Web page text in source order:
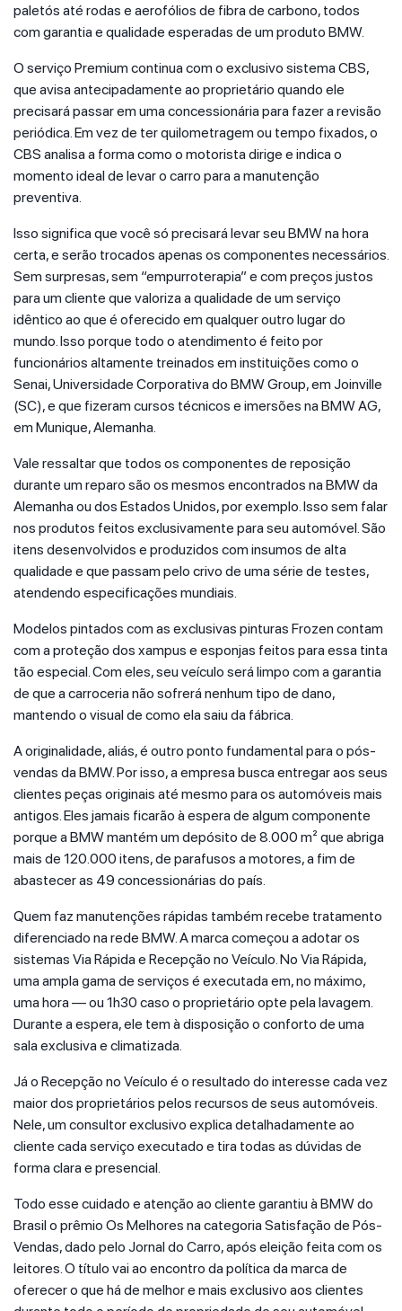
paletós até rodas e aerofólios de fibra de carbono, todos
com garantia e qualidade esperadas de um produto BMW.
O serviço Premium continua com o exclusivo sistema CBS,
que avisa antecipadamente ao proprietário quando ele
precisará passar em uma concessionária para fazer a revisão
periódica. Em vez de ter quilometragem ou tempo fixados, o
CBS analisa a forma como o motorista dirige e indica o
momento ideal de levar o carro para a manutenção
preventiva.
Isso significa que você só precisará levar seu BMW na hora
certa, e serão trocados apenas os componentes necessários.
Sem surpresas, sem “empurroterapia” e com preços justos
para um cliente que valoriza a qualidade de um serviço
idêntico ao que é oferecido em qualquer outro lugar do
mundo. Isso porque todo o atendimento é feito por
funcionários altamente treinados em instituições como o
Senai, Universidade Corporativa do BMW Group, em Joinville
(SC), e que fizeram cursos técnicos e imersões na BMW AG,
em Munique, Alemanha.
Vale ressaltar que todos os componentes de reposição
durante um reparo são os mesmos encontrados na BMW da
Alemanha ou dos Estados Unidos, por exemplo. Isso sem falar
nos produtos feitos exclusivamente para seu automóvel. São
itens desenvolvidos e produzidos com insumos de alta
qualidade e que passam pelo crivo de uma série de testes,
atendendo especificações mundiais.
Modelos pintados com as exclusivas pinturas Frozen contam
com a proteção dos xampus e esponjas feitos para essa tinta
tão especial. Com eles, seu veículo será limpo com a garantia
de que a carroceria não sofrerá nenhum tipo de dano,
mantendo o visual de como ela saiu da fábrica.
A originalidade, aliás, é outro ponto fundamental para o pós-
vendas da BMW. Por isso, a empresa busca entregar aos seus
clientes peças originais até mesmo para os automóveis mais
antigos. Eles jamais ficarão à espera de algum componente
porque a BMW mantém um depósito de 8.000 m² que abriga
mais de 120.000 itens, de parafusos a motores, a fim de
abastecer as 49 concessionárias do país.
Quem faz manutenções rápidas também recebe tratamento
diferenciado na rede BMW. A marca começou a adotar os
sistemas Via Rápida e Recepção no Veículo. No Via Rápida,
uma ampla gama de serviços é executada em, no máximo,
uma hora — ou 1h30 caso o proprietário opte pela lavagem.
Durante a espera, ele tem à disposição o conforto de uma
sala exclusiva e climatizada.
Já o Recepção no Veículo é o resultado do interesse cada vez
maior dos proprietários pelos recursos de seus automóveis.
Nele, um consultor exclusivo explica detalhadamente ao
cliente cada serviço executado e tira todas as dúvidas de
forma clara e presencial.
Todo esse cuidado e atenção ao cliente garantiu à BMW do
Brasil o prêmio Os Melhores na categoria Satisfação de Pós-
Vendas, dado pelo Jornal do Carro, após eleição feita com os
leitores. O título vai ao encontro da política da marca de
oferecer o que há de melhor e mais exclusivo aos clientes